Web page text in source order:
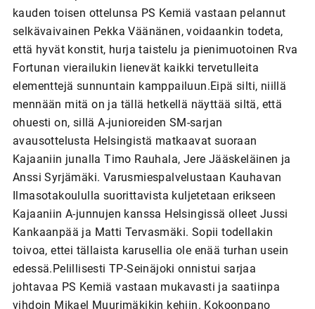
kauden toisen ottelunsa PS Kemiä vastaan pelannut
selkävaivainen Pekka Väänänen, voidaankin todeta,
että hyvät konstit, hurja taistelu ja pienimuotoinen Rva
Fortunan vierailukin lienevät kaikki tervetulleita
elementtejä sunnuntain kamppailuun.Eipä silti, niillä
mennään mitä on ja tällä hetkellä näyttää siltä, että
ohuesti on, sillä A-junioreiden SM-sarjan
avausottelusta Helsingistä matkaavat suoraan
Kajaaniin junalla Timo Rauhala, Jere Jääskeläinen ja
Anssi Syrjämäki. Varusmiespalvelustaan Kauhavan
Ilmasotakoululla suorittavista kuljetetaan erikseen
Kajaaniin A-junnujen kanssa Helsingissä olleet Jussi
Kankaanpää ja Matti Tervasmäki. Sopii todellakin
toivoa, ettei tällaista karusellia ole enää turhan usein
edessä.Pelillisesti TP-Seinäjoki onnistui sarjaa
johtavaa PS Kemiä vastaan mukavasti ja saatiinpa
vihdoin Mikael Muurimäkikin kehiin. Kokoonpano